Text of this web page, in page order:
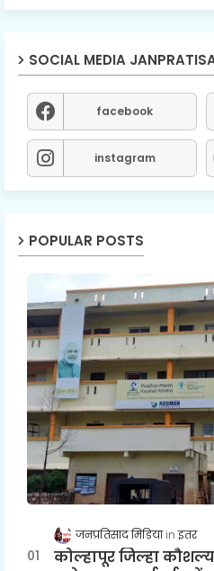
SOCIAL MEDIA
facebook
instagram
POPULAR POSTS
जनप्रतिसाद मिडिया इतर
कोल्हापूर जिल्हा